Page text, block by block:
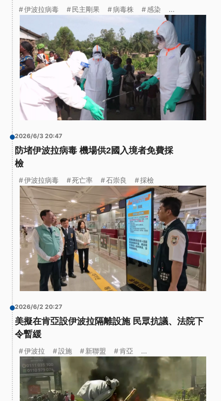
伊波拉病毒 民主剛果 病毒株 感染 ...
2026/6/3 20:47
防堵伊波拉病毒 機場供2國入境者免費採
檢
伊波拉病毒 死亡率 石崇良 採檢
2026/6/2 20:27
美擬在肯亞設伊波拉隔離設施 民眾抗議、法院下
令暫緩
伊波拉 設施 新聯盟 肯亞 ...